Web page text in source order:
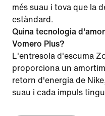
més suau i tova que la
estàndard.
Quina tecnologia
Vomero Plus?
L'entresola d'escuma
proporciona un
retorn d'energia de
suau i cada impuls